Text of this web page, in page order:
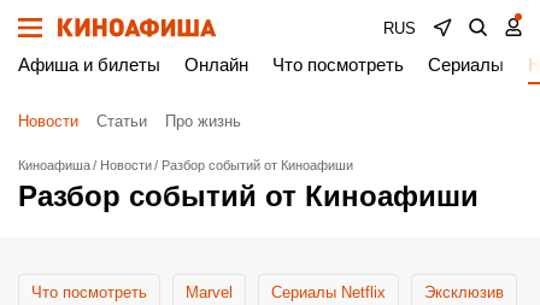
RUS
Афиша и билеты Онлайн Что посмотреть Сериалы
Новости Статьи Про жизнь
Киноафиша Новости Разбор событий от Киноафиши
Разбор событий от Киноафиши
Что посмотреть Marvel Сериалы Netflix Эксклюзив